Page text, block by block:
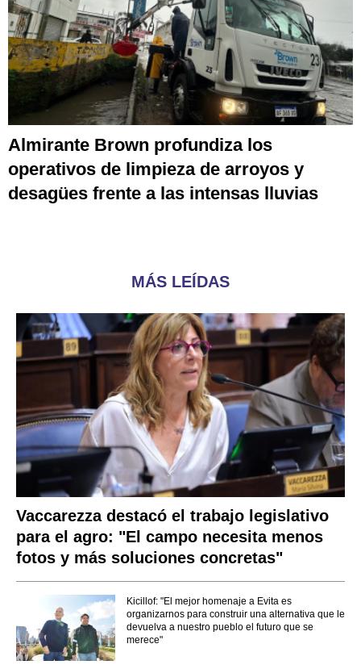
Almirante Brown profundiza los
operativos de limpieza de arroyos y
desagües frente a las intensas lluvias
MÁS LEÍDAS
Vaccarezza destacó el trabajo legislativo
para el agro: "El campo necesita menos
fotos y más soluciones concretas"
Kicillof: "El mejor homenaje a Evita es
organizarnos para construir una alternativa que le
devuelva a nuestro pueblo el futuro que se
merece"